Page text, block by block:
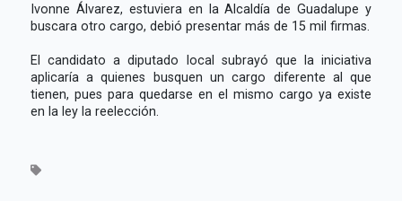
Ivonne Álvarez, estuviera en la Alcaldía de Guadalupe y
buscara otro cargo, debió presentar más de 15 mil firmas.
El candidato a diputado local subrayó que la iniciativa
aplicaría a quienes busquen un cargo diferente al que
tienen, pues para quedarse en el mismo cargo ya existe
en la ley la reelección.